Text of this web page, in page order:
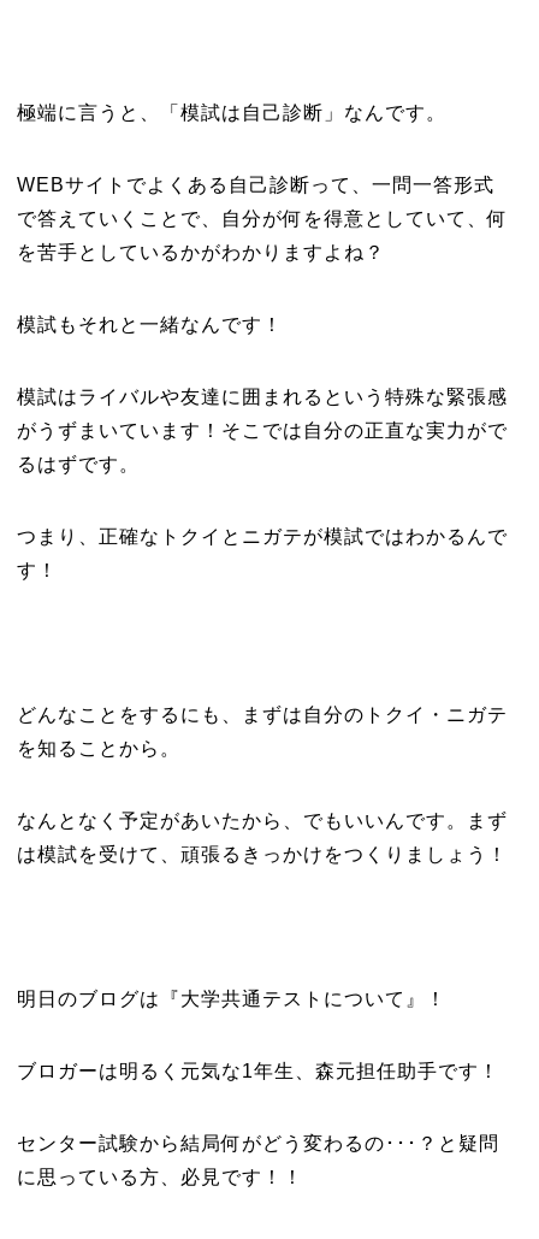
極端に言うと、「模試は自己診断」なんです。
WEBサイトでよくある自己診断って、一問一答形式
で答えていくことで、自分が何を得意としていて、何
を苦手としているかがわかりますよね？
模試もそれと一緒なんです！
模試はライバルや友達に囲まれるという特殊な緊張感
がうずまいています！そこでは自分の正直な実力がで
るはずです。
つまり、正確なトクイとニガテが模試ではわかるんで
す！
どんなことをするにも、まずは自分のトクイ・ニガテ
を知ることから。
なんとなく予定があいたから、でもいいんです。まず
は模試を受けて、頑張るきっかけをつくりましょう！
明日のブログは『大学共通テストについて』！
ブロガーは明るく元気な1年生、森元担任助手です！
センター試験から結局何がどう変わるの･･･？と疑問
に思っている方、必見です！！